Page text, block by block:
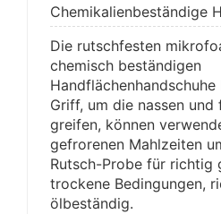
Chemikalienbeständige
Die rutschfesten
chemisch beständigen
Griff, um die nassen
greifen, können
gefrorenen Mahlzeiten
Rutsch-Probe für
trockene Bedingungen,
ölbeständig.